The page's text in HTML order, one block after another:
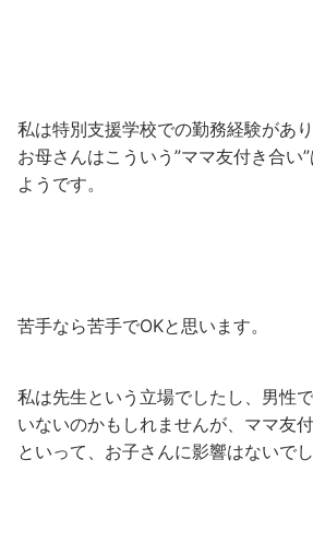
私は特別支援学校での勤務経験があ
お母さんはこういう”ママ友付き合い
ようです。
苦手なら苦手でOKと思います。
私は先生という立場でしたし、男性
いないのかもしれませんが、ママ友
といって、お子さんに影響はないでし